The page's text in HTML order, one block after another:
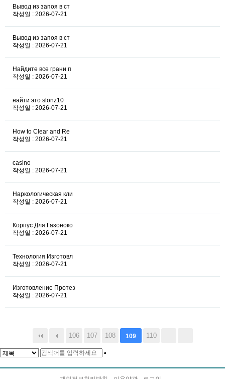
Вывод из запоя в ст
작성일 : 2026-07-21
Вывод из запоя в ст
작성일 : 2026-07-21
Найдите все грани п
작성일 : 2026-07-21
найти это slonz10
작성일 : 2026-07-21
How to Clear and Re
작성일 : 2026-07-21
casino
작성일 : 2026-07-21
Наркологическая кли
작성일 : 2026-07-21
Корпус Для Газоноко
작성일 : 2026-07-21
Технология Изготовл
작성일 : 2026-07-21
Изготовление Протез
작성일 : 2026-07-21
106 107 108 109 110